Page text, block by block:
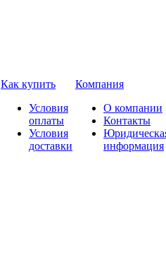
Как купить
Условия
оплаты
Условия
доставки
Компания
О компании
Контакты
информация